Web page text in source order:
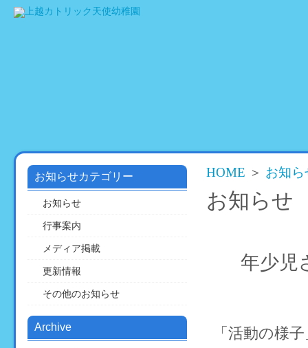
HOME ＞ お知ら
お知らせ
年少児
「活動の様
お知らせカテゴリー
お知らせ
行事案内
メディア掲載
更新情報
その他のお知らせ
Archive